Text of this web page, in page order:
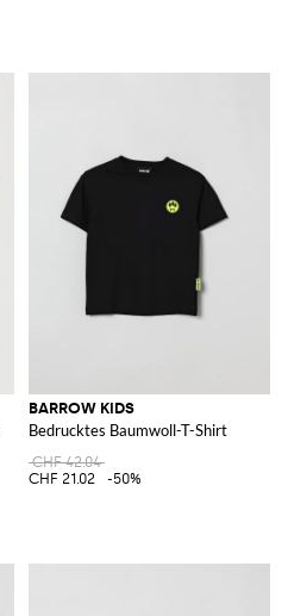
BARROW KIDS
Bedrucktes Baumwoll-T-Shirt
CHF 42.04
CHF 21.02
-50%